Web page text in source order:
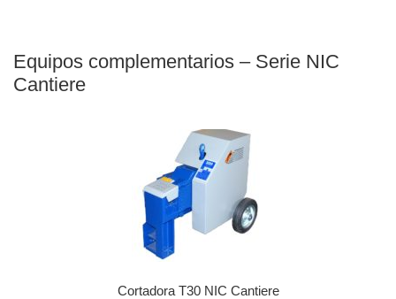
Equipos complementarios – Serie NIC
Cantiere
Cortadora T30 NIC Cantiere